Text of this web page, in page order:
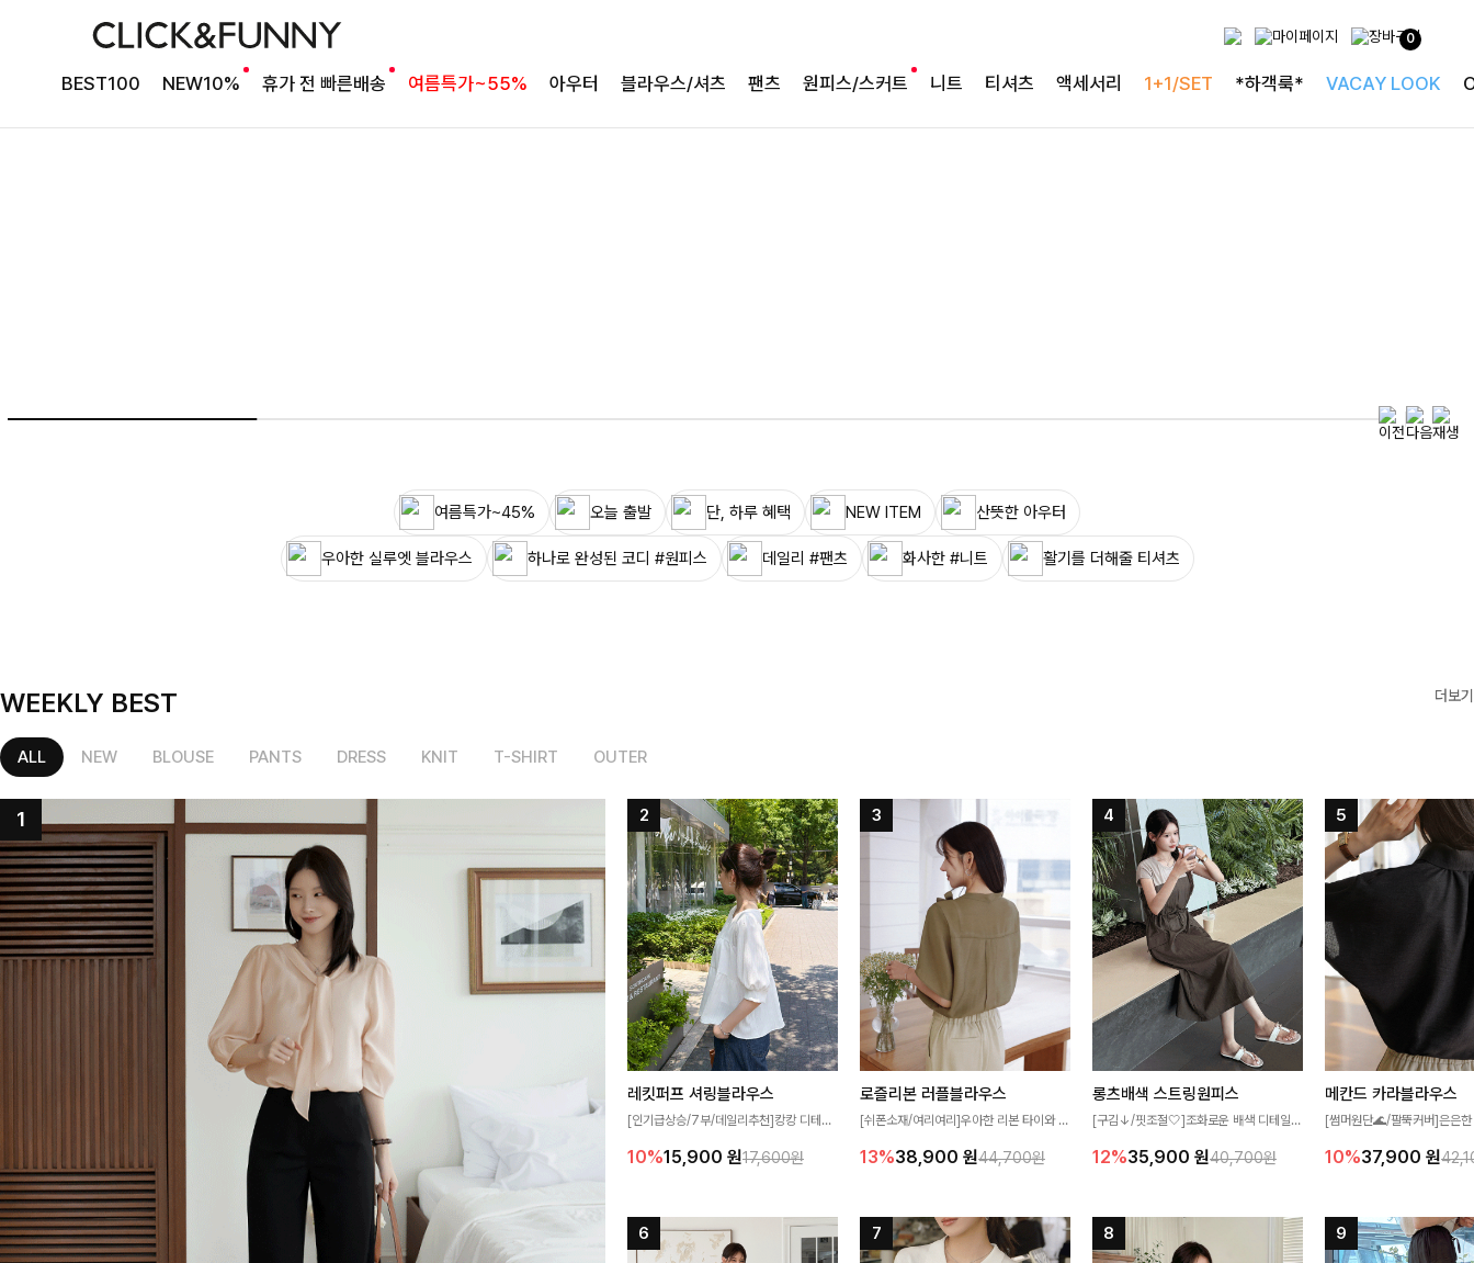
0
BEST100 NEW10% 휴가 전 빠른배송 여름특가~55% 아우터 블라우스/셔츠 팬츠 원피스/스커트 니트 티셔츠 액세서리 1+1/SET *하객룩* VACAY LOOK
NO1. 썸머베스트
두가지 컬러 데일리아이템
투피스로 완성되는
완성도 높은 원피스SET
여름특가~45% 오늘 출발 단, 하루 혜택 NEW ITEM 산뜻한 아우터
우아한 실루엣 블라우스 하나로 완성된 코디 #원피스 데일리 #팬츠 화사한 #니트 활기를 더해줄 티셔츠
WEEKLY BEST 더보기
ALL NEW BLOUSE PANTS DRESS KNIT T-SHIRT OUTER
레킷퍼프 셔링블라우스
[인기급상승/7부/데일리추천]캉캉 디테일
성해주는 블라우스 🤍 가볍게 퍼지는 핏으
10%15,900 원17,600원
로즐리본 러플블라우스
[쉬폰소재/여리여리]우아한 리본 타이와 자
분위기를 더해주는 블라우스 🤎 하늘하늘
좋아요
13%38,900 원44,700원
롱츠배색 스트링원피스
[구김↓/핏조절🤍]조화로운 배색 디테일로
있어 여리여리한 라인을 만들어주고 넉넉한
12%35,900 원40,700원
메칸드 카라블라우스
[썸머원단🌊/팔뚝커버]은은
세련된 무드를 연출해주는 블
10%37,900 원